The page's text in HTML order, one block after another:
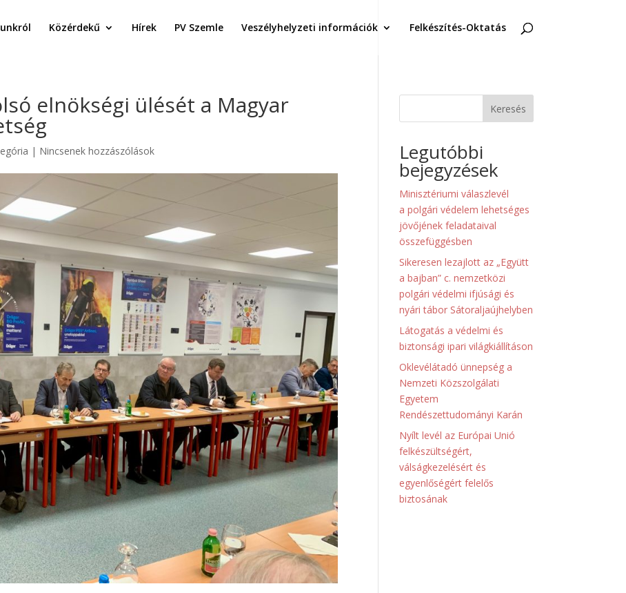
Közérdekű Hírek PV Szemle Veszélyhelyzeti információk Felkészítés-Oktatás
elnökségi ülését a Magyar
| Nincsenek hozzászólások
Keresés
Legutóbbi
bejegyzések
Minisztériumi válaszlevél
a polgári védelem lehetséges
jövőjének feladataival
összefüggésben
Sikeresen lezajlott az „Együtt
a bajban” c. nemzetközi
polgári védelmi ifjúsági és
nyári tábor Sátoraljaújhelyben
Látogatás a védelmi és
biztonsági ipari világkiállításon
Oklevélátadó ünnepség a
Nemzeti Közszolgálati
Egyetem
Rendészettudományi Karán
Nyílt levél az Európai Unió
felkészültségért,
válságkezelésért és
egyenlőségért felelős
biztosának